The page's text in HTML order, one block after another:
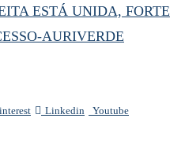
ESTÁ UNIDA, FORTE
AURIVERDE
Linkedin Youtube